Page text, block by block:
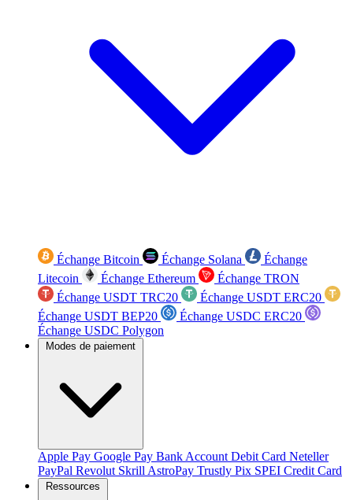
Échange Bitcoin Échange Solana
Échange
Litecoin
Échange Ethereum
Échange TRON
Échange USDT TRC20
Échange USDT ERC20
Échange USDT BEP20
Échange USDC ERC20
Échange USDC Polygon
Modes de paiement
Apple Pay Google Pay Bank Account Debit Card Neteller
PayPal Revolut Skrill AstroPay Trustly Pix SPEI Credit Card
Ressources